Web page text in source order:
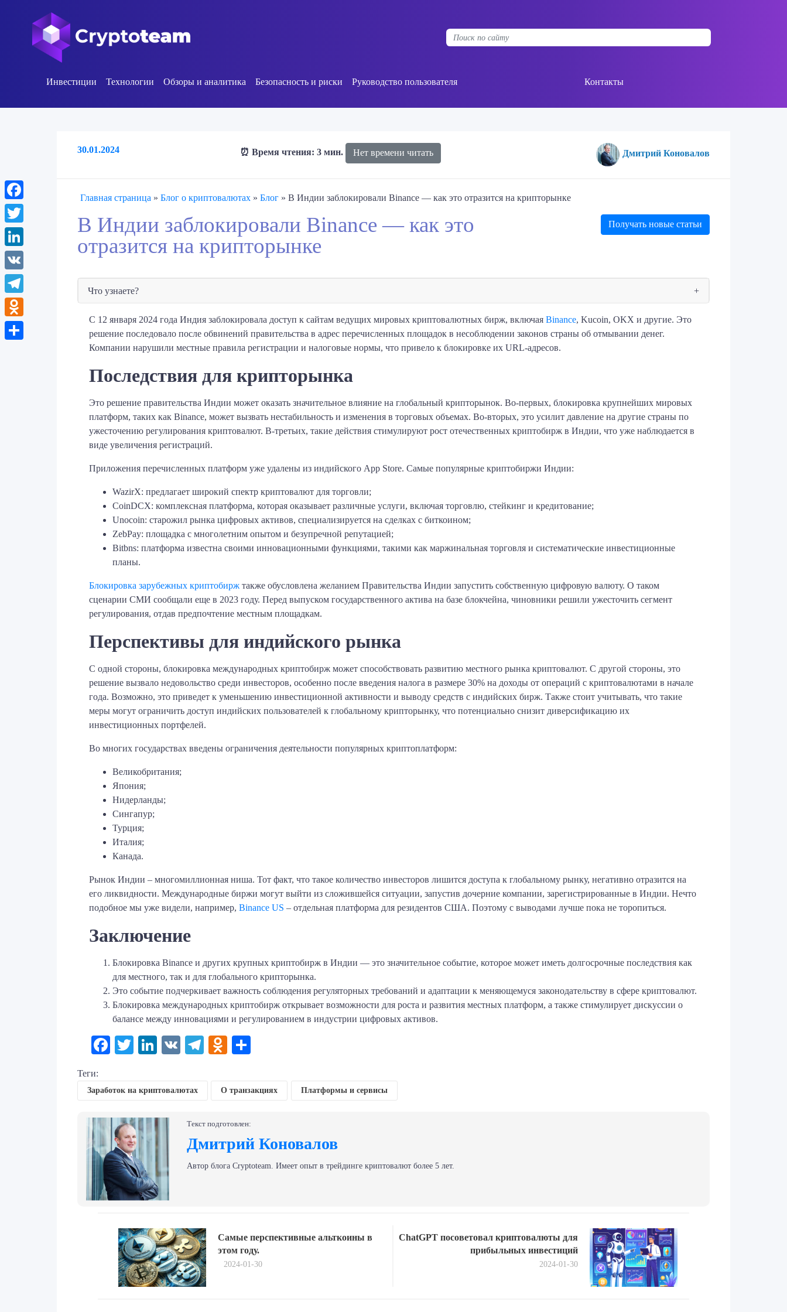
Инвестиции Технологии Обзоры и аналитика Безопасность и риски Руководство пользователя Контакты
30.01.2024 ⏰ Время чтения: 3 мин. Нет времени читать Дмитрий Коновалов
Главная страница » Блог о криптовалютах » Блог » В Индии заблокировали Binance — как это отразится на крипторынке
В Индии заблокировали Binance — как это
отразится на крипторынке
Получать новые статьи
Что узнаете?
С 12 января 2024 года Индия заблокировала доступ к сайтам ведущих мировых криптовалютных бирж, включая Binance, Kucoin, OKX и другие. Это
решение последовало после обвинений правительства в адрес перечисленных площадок в несоблюдении законов страны об отмывании денег.
Компании нарушили местные правила регистрации и налоговые нормы, что привело к блокировке их URL-адресов.
Последствия для крипторынка
Это решение правительства Индии может оказать значительное влияние на глобальный крипторынок. Во-первых, блокировка крупнейших мировых
платформ, таких как Binance, может вызвать нестабильность и изменения в торговых объемах. Во-вторых, это усилит давление на другие страны по
ужесточению регулирования криптовалют. В-третьих, такие действия стимулируют рост отечественных криптобирж в Индии, что уже наблюдается в
виде увеличения регистраций.
Приложения перечисленных платформ уже удалены из индийского App Store. Самые популярные криптобиржи Индии:
WazirX: предлагает широкий спектр криптовалют для торговли;
CoinDCX: комплексная платформа, которая оказывает различные услуги, включая торговлю, стейкинг и кредитование;
Unocoin: старожил рынка цифровых активов, специализируется на сделках с биткоином;
ZebPay: площадка с многолетним опытом и безупречной репутацией;
Bitbns: платформа известна своими инновационными функциями, такими как маржинальная торговля и систематические инвестиционные
планы.
Блокировка зарубежных криптобирж также обусловлена желанием Правительства Индии запустить собственную цифровую валюту. О таком
сценарии СМИ сообщали еще в 2023 году. Перед выпуском государственного актива на базе блокчейна, чиновники решили ужесточить сегмент
регулирования, отдав предпочтение местным площадкам.
Перспективы для индийского рынка
С одной стороны, блокировка международных криптобирж может способствовать развитию местного рынка криптовалют. С другой стороны, это
решение вызвало недовольство среди инвесторов, особенно после введения налога в размере 30% на доходы от операций с криптовалютами в начале
года. Возможно, это приведет к уменьшению инвестиционной активности и выводу средств с индийских бирж. Также стоит учитывать, что такие
меры могут ограничить доступ индийских пользователей к глобальному крипторынку, что потенциально снизит диверсификацию их
инвестиционных портфелей.
Во многих государствах введены ограничения деятельности популярных криптоплатформ:
Великобритания;
Япония;
Нидерланды;
Сингапур;
Турция;
Италия;
Канада.
Рынок Индии – многомиллионная ниша. Тот факт, что такое количество инвесторов лишится доступа к глобальному рынку, негативно отразится на
его ликвидности. Международные биржи могут выйти из сложившейся ситуации, запустив дочерние компании, зарегистрированные в Индии. Нечто
подобное мы уже видели, например, Binance US – отдельная платформа для резидентов США. Поэтому с выводами лучше пока не торопиться.
Заключение
Блокировка Binance и других крупных криптобирж в Индии — это значительное событие, которое может иметь долгосрочные последствия как
для местного, так и для глобального крипторынка.
Это событие подчеркивает важность соблюдения регуляторных требований и адаптации к меняющемуся законодательству в сфере криптовалют.
Блокировка международных криптобирж открывает возможности для роста и развития местных платформ, а также стимулирует дискуссии о
балансе между инновациями и регулированием в индустрии цифровых активов.
Facebook
TwitterLinkedIn
VK Telegram
Odnoklassniki
Теги:
Заработок на криптовалютах О транзакциях Платформы и сервисы
Текст подготовлен:
Дмитрий Коновалов
Автор блога Сryptoteam. Имеет опыт в трейдинге криптовалют более 5 лет.
записям
Самые перспективные альткоины в
этом году.
2024-01-30
Next
post:
ChatGPT посоветовал криптовалюты для
прибыльных инвестиций
2024-01-30
Facebook
Twitter
LinkedIn
VK
Telegram
Odnoklassniki